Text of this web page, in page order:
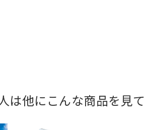
は他にこんな商品を見て